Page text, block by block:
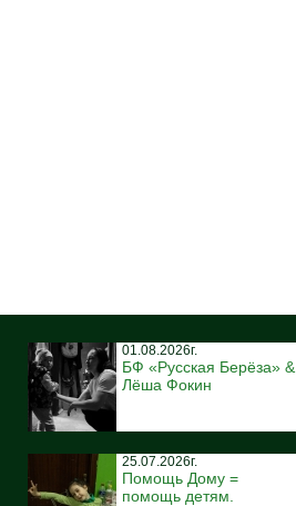
01.08.2026г.
БФ «Русская Берёза» &
Лёша Фокин
25.07.2026г.
Помощь Дому =
помощь детям.